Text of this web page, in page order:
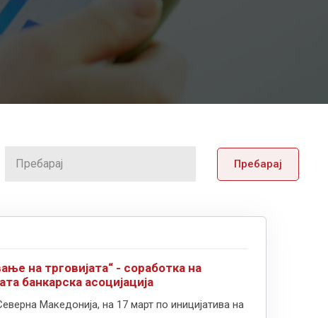
Пребарај
на трговијата“ - соработка на
банкарска асоцијација
Македонија, на 17 март по иницијатива на